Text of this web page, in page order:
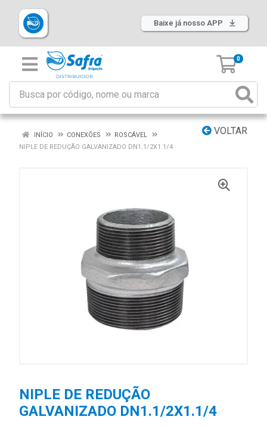
Baixe já nosso APP
0
VOLTAR
INÍCIO CONEXÕES
ROSCÁVEL
NIPLE DE REDUÇÃO GALVANIZADO DN1.1/2X1.1/4
NIPLE DE REDUÇÃO
GALVANIZADO DN1.1/2X1.1/4